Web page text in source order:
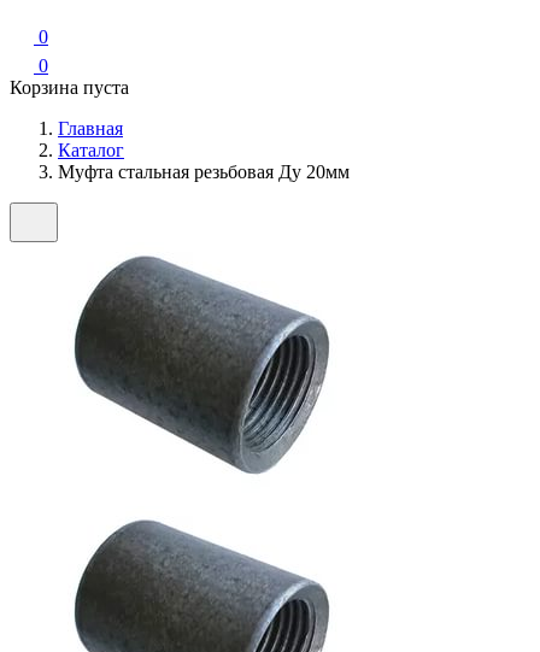
0
0
Корзина пуста
Главная
Каталог
Муфта стальная резьбовая Ду 20мм